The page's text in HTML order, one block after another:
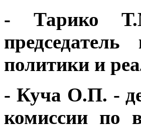
- Тарико
политики и
- Куча О.П. -
комиссии по